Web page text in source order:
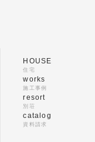
HOUSE
住宅
works
施工事例
resort
別荘
catalog
資料請求